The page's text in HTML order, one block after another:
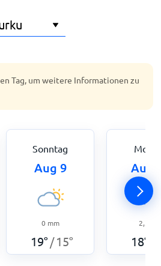
Tag, um weitere Informationen zu
Sonntag
Aug 9
0 mm
19° / 15°
Aug
2,3
18°